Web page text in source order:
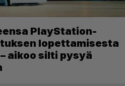
PlayStation-
lopettamisesta
aikoo silti pysyä